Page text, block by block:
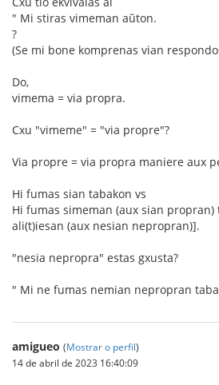
" Mi stiras vimeman aŭton.
?
(Se mi bone komprenas vian
Do,
vimema = via propra.
Cxu "vimeme" = "via propre"?
Via propre = via propra maniere aux
Hi fumas sian tabakon vs
Hi fumas simeman (aux sian
ali(t)iesan (aux nesian nepropran)].
"nesia nepropra" estas gxusta?
" Mi ne fumas nemian nepropran
amigueo (Mostrar o perfil)
14 de abril de 2023 16:40:09